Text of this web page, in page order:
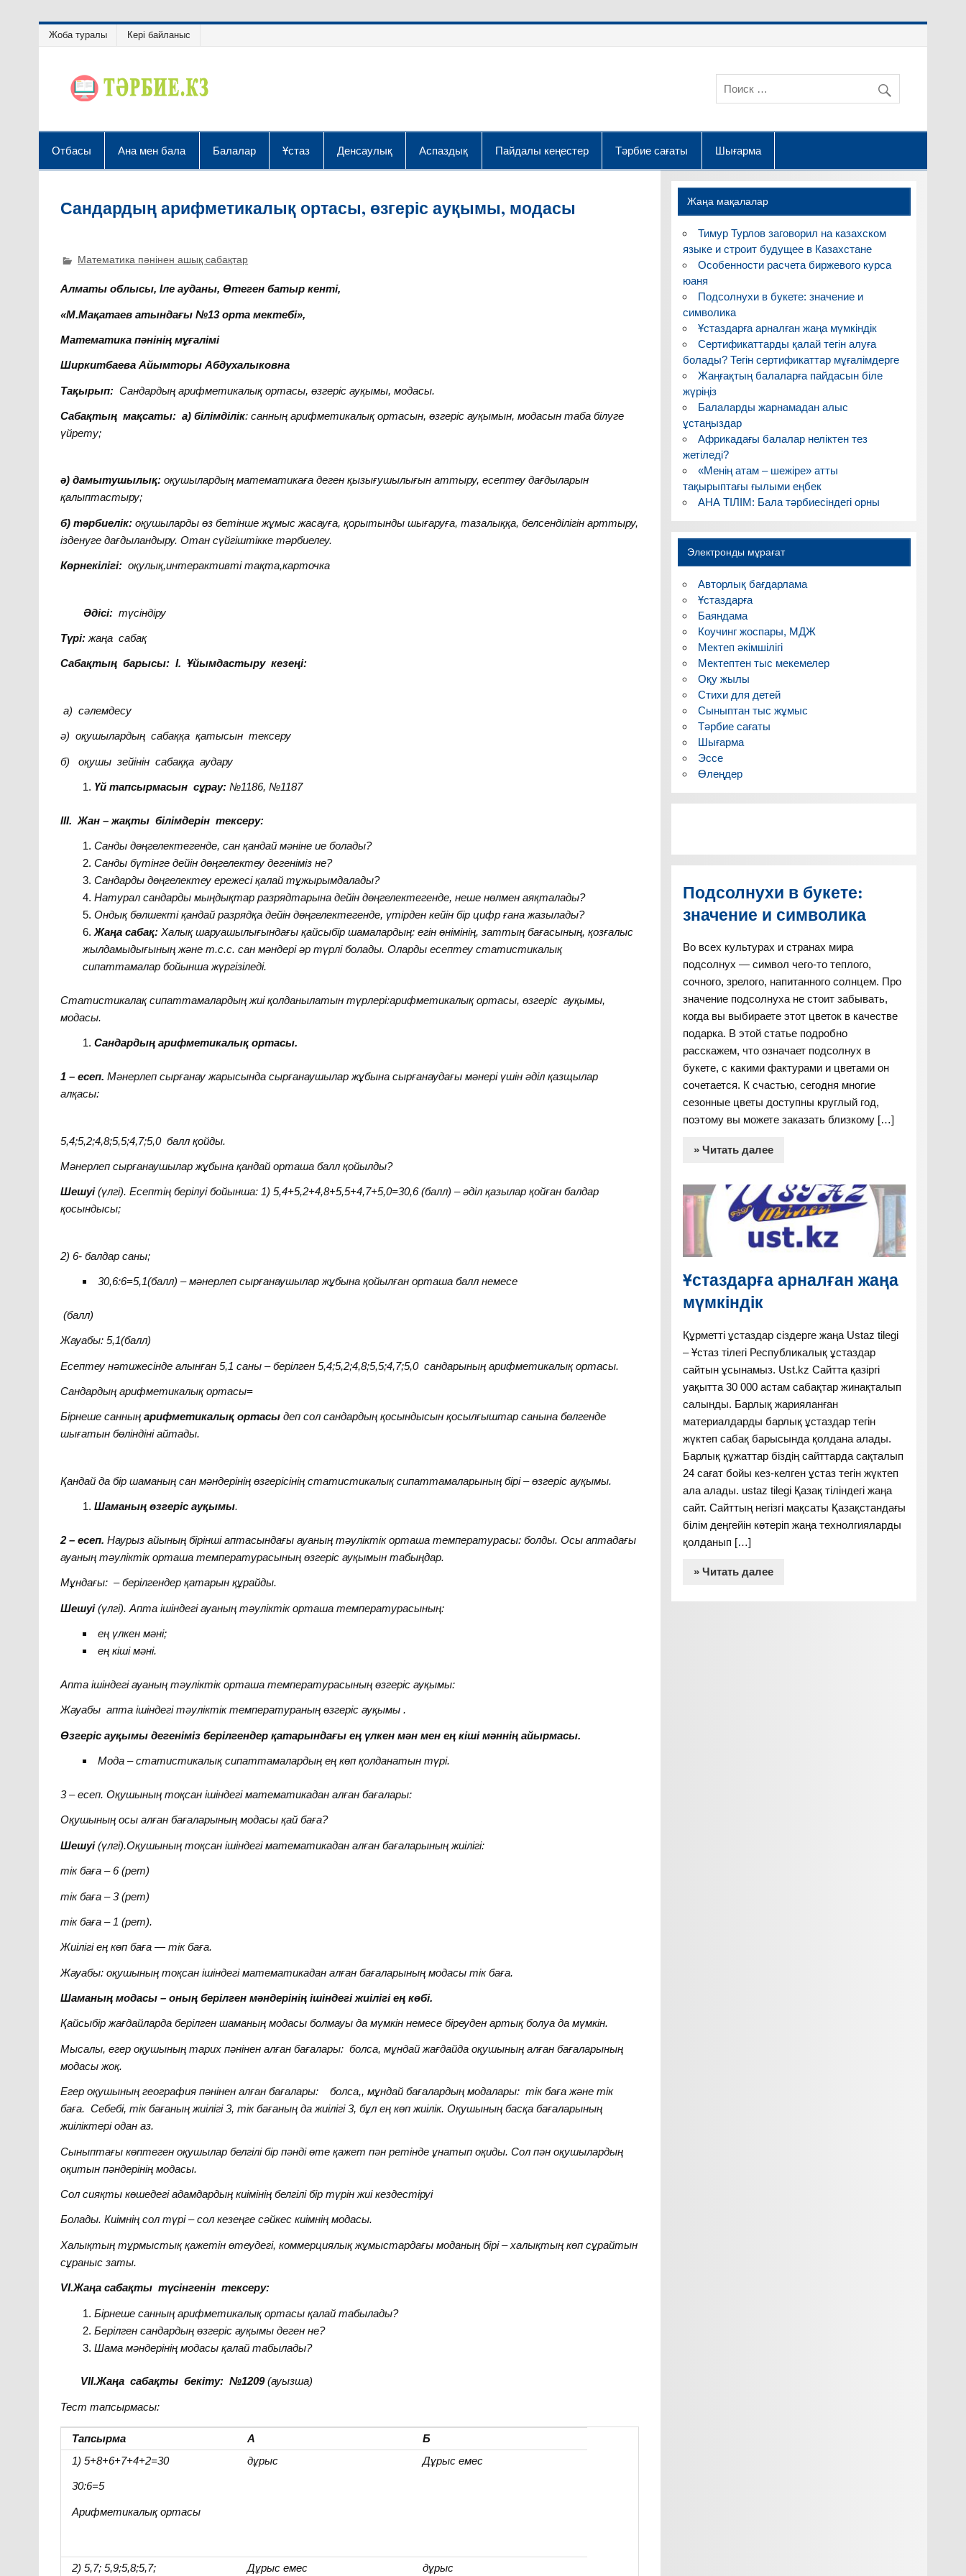
Жоба туралы Кері байланыс
Отбасы Ана мен бала Балалар Ұстаз Денсаулық Аспаздық Пайдалы кеңестер Тәрбие сағаты Шығарма
Сандардың арифметикалық ортасы, өзгеріс ауқымы, модасы
Математика пәнінен ашық сабақтар
Алматы облысы, Іле ауданы, Өтеген батыр кенті,
«М.Мақатаев атындағы №13 орта мектебі»,
Математика пәнінің мұғалімі
Ширкитбаева Айымторы Абдухалыковна
Тақырып: Сандардың арифметикалық ортасы, өзгеріс ауқымы, модасы.
Сабақтың мақсаты: а) білімділік: санның арифметикалық ортасын, өзгеріс ауқымын, модасын таба білуге
үйрету;
ә) дамытушылық:оқушылардың математикаға деген қызығушылығын аттыру, есептеу дағдыларын
қалыптастыру;
б) тәрбиелік: оқушыларды өз бетінше жұмыс жасауға, қорытынды шығаруға, тазалыққа, белсенділігін арттыру,
ізденуге дағдыландыру. Отан сүйгіштікке тәрбиелеу.
Көрнекілігі: оқулық,интерактивті тақта,карточка
Әдісі: түсіндіру
Түрі: жаңа сабақ
Сабақтың барысы: I. Ұйымдастыру кезеңі:
а) сәлемдесу
ә) оқушылардың сабаққа қатысын тексеру
б) оқушы зейінін сабаққа аудару
Үй тапсырмасын сұрау:№1186, №1187
III. Жан – жақты білімдерін тексеру:
Санды дөңгелектегенде, сан қандай мәніне ие болады?
Санды бүтінге дейін дөңгелектеу дегеніміз не?
Сандарды дөңгелектеу ережесі қалай тұжырымдалады?
Натурал сандарды мыңдықтар разрядтарына дейін дөңгелектегенде, неше нөлмен аяқталады?
Ондық бөлшекті қандай разрядқа дейін дөңгелектегенде, үтірден кейін бір цифр ғана жазылады?
Жаңа сабақ: Халық шаруашылығындағы қайсыбір шамалардың: егін өнімінің, заттың бағасының, қозғалыс
жылдамыдығының және т.с.с. сан мәндері әр түрлі болады. Оларды есептеу статистикалық
сипаттамалар бойынша жүргізіледі.
Статистикалақ сипаттамалардың жиі қолданылатын түрлері:арифметикалық ортасы, өзгеріс ауқымы,
модасы.
Сандардың арифметикалық ортасы.
1 – есеп. Мәнерлеп сырғанау жарысында сырғанаушылар жұбына сырғанаудағы мәнері үшін әділ қазщылар
алқасы:
5,4;5,2;4,8;5,5;4,7;5,0 балл қойды.
Мәнерлеп сырғанаушылар жұбына қандай орташа балл қойылды?
Шешуі(үлгі). Есептің берілуі бойынша: 1) 5,4+5,2+4,8+5,5+4,7+5,0=30,6 (балл) – әділ қазылар қойған балдар
қосындысы;
2) 6-балдар саны;
30,6:6=5,1(балл) – мәнерлеп сырғанаушылар жұбына қойылған орташа балл немесе
(балл)
Жауабы: 5,1(балл)
Есептеу нәтижесінде алынған 5,1 саны – берілген 5,4;5,2;4,8;5,5;4,7;5,0 сандарының арифметикалық ортасы.
Сандардың арифметикалық ортасы=
Бірнеше санныңарифметикалық ортасы деп сол сандардың қосындысын қосылғыштар санына бөлгенде
шығатын бөліндіні айтады.
Қандай да бір шаманың сан мәндерінің өзгерісінің статистикалық сипаттамаларының бірі – өзгеріс ауқымы.
Шаманың өзгеріс ауқымы.
2 – есеп.Наурыз айының бірінші аптасындағы ауаның тәуліктік орташа температурасы:болды. Осы аптадағы
ауаның тәуліктік орташа температурасының өзгеріс ауқымын табыңдар.
Мұндағы: – берілгендер қатарын құрайды.
Шешуі(үлгі). Апта ішіндегі ауаның тәуліктік орташа температурасының:
ең үлкен мәні;
ең кіші мәні.
Апта ішіндегі ауаның тәуліктік орташа температурасының өзгеріс ауқымы:
Жауабы апта ішіндегі тәуліктік температураның өзгеріс ауқымы.
Өзгеріс ауқымы дегеніміз берілгендер қатарындағы ең үлкен мән мен ең кіші мәннің айырмасы.
Мода – статистикалық сипаттамалардың ең көп қолданатын түрі.
3 – есеп. Оқушының тоқсан ішіндегі математикадан алған бағалары:
Оқушының осы алған бағаларының модасы қай баға?
Шешуі(үлгі).Оқушының тоқсан ішіндегі математикадан алған бағаларының жиілігі:
тік баға – 6 (рет)
тік баға – 3 (рет)
тік баға – 1 (рет).
Жиілігі ең көп баға —тік баға.
Жауабы: оқушының тоқсан ішіндегі математикадан алған бағаларының модасытік баға.
Шаманың модасы – оның берілген мәндерінің ішіндегі жиілігі ең көбі.
Қайсыбір жағдайларда берілген шаманың модасы болмауы да мүмкін немесе біреуден артық болуа да мүмкін.
Мысалы, егер оқушының тарих пәнінен алған бағалары: болса, мұндай жағдайда оқушының алған бағаларының
модасы жоқ.
Егер оқушының география пәнінен алған бағалары: болса,, мұндай бағалардың модалары: тік баға жәнетік
баға. Себебі,тік бағаның жиілігі 3,тік бағаның да жиілігі 3, бұл ең көп жиілік. Оқушының басқа бағаларының
жиіліктері одан аз.
Сыныптағы көптеген оқушылар белгілі бір пәнді өте қажет пән ретінде ұнатып оқиды. Сол пән оқушылардың
оқитын пәндерінің модасы.
Сол сияқты көшедегі адамдардың киімінің белгілі бір түрін жиі кездестіруі
Болады. Киімнің сол түрі – сол кезеңге сәйкес киімнің модасы.
Халықтың тұрмыстық қажетін өтеудегі, коммерциялық жұмыстардағы моданың бірі – халықтың көп сұрайтын
сұраныс заты.
VI.Жаңа сабақты түсінгенін тексеру:
Бірнеше санның арифметикалық ортасы қалай табылады?
Берілген сандардың өзгеріс ауқымы деген не?
Шама мәндерінің модасы қалай табылады?
VII.Жаңа сабақты бекіту: №1209(ауызша)
Тест тапсырмасы:
Тапсырма А
Б
1)5+8+6+7+4+2=30
30:6=5
Арифметикалық ортасы
дұрыс Дұрыс емес
2) 5,7; 5,9;5,8;5,7; Дұрыс емес дұрыс
Жаңа мақалалар
Тимур Турлов заговорил на казахском
языке и строит будущее в Казахстане
Особенности расчета биржевого курса
юаня
Подсолнухи в букете: значение и
символика
Ұстаздарға арналған жаңа мүмкіндік
Сертификаттарды қалай тегін алуға
болады? Тегін сертификаттар мұғалімдерге
Жаңғақтың балаларға пайдасын біле
жүріңіз
Балаларды жарнамадан алыс
ұстаңыздар
Африкадағы балалар неліктен тез
жетіледі?
«Менің атам – шежіре» атты
тақырыптағы ғылыми еңбек
АНА ТІЛІМ: Бала тәрбиесіндегі орны
Электронды мұрағат
Авторлық бағдарлама
Ұстаздарға
Баяндама
Коучинг жоспары, МДЖ
Мектеп әкімшілігі
Мектептен тыс мекемелер
Оқу жылы
Стихи для детей
Сыныптан тыс жұмыс
Тәрбие сағаты
Шығарма
Эссе
Өлеңдер
Подсолнухи в букете:
значение и символика
Во всех культурах и странах мира
подсолнух — символ чего-то теплого,
сочного, зрелого, напитанного солнцем. Про
значение подсолнуха не стоит забывать,
когда вы выбираете этот цветок в качестве
подарка. В этой статье подробно
расскажем, что означает подсолнух в
букете, с какими фактурами и цветами он
сочетается. К счастью, сегодня многие
сезонные цветы доступны круглый год,
поэтому вы можете заказать близкому […]
» Читать далее
Ұстаздарға арналған жаңа
мүмкіндік
Құрметті ұстаздар сіздерге жаңа Ustaz tilegi
– Ұстаз тілегі Республикалық ұстаздар
сайтын ұсынамыз. Ust.kz Сайтта қазіргі
уақытта 30 000 астам сабақтар жинақталып
салынды. Барлық жарияланған
материалдарды барлық ұстаздар тегін
жүктеп сабақ барысында қолдана алады.
Барлық құжаттар біздің сайттарда сақталып
24 сағат бойы кез-келген ұстаз тегін жүктеп
ала алады. ustaz tilegi Қазақ тіліндегі жаңа
сайт. Сайттың негізгі мақсаты Қазақстандағы
білім деңгейін көтеріп жаңа технолгияларды
қолданып […]
» Читать далее